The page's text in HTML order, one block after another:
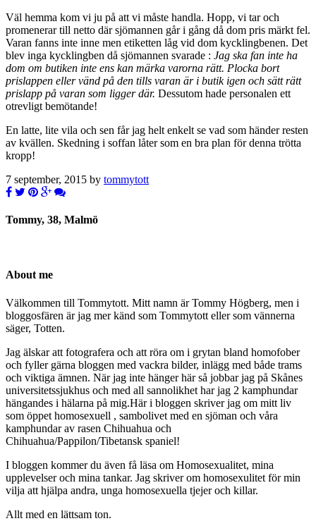
Väl hemma kom vi ju på att vi måste handla. Hopp, vi tar och
promenerar till netto där sjömannen går i gång då dom pris märkt fel.
Varan fanns inte inne men etiketten låg vid dom kycklingbenen. Det
blev inga kycklingben då sjömannen svarade : Jag ska fan inte ha
dom om butiken inte ens kan märka varorna rätt. Plocka bort
prislappen eller vänd på den tills varan är i butik igen och sätt rätt
prislapp på varan som ligger där. Dessutom hade personalen ett
otrevligt bemötande!
En latte, lite vila och sen får jag helt enkelt se vad som händer resten
av kvällen. Skedning i soffan låter som en bra plan för denna trötta
kropp!
7 september, 2015 by tommytott
Tommy, 38, Malmö
About me
Välkommen till Tommytott. Mitt namn är Tommy Högberg, men i
bloggosfären är jag mer känd som Tommytott eller som vännerna
säger, Totten.
Jag älskar att fotografera och att röra om i grytan bland homofober
och fyller gärna bloggen med vackra bilder, inlägg med både trams
och viktiga ämnen. När jag inte hänger här så jobbar jag på Skånes
universitetssjukhus och med all sannolikhet har jag 2 kamphundar
hängandes i hälarna på mig.Här i bloggen skriver jag om mitt liv
som öppet homosexuell , sambolivet med en sjöman och våra
kamphundar av rasen Chihuahua och
Chihuahua/Pappilon/Tibetansk spaniel!
I bloggen kommer du även få läsa om Homosexualitet, mina
upplevelser och mina tankar. Jag skriver om homosexulitet för min
vilja att hjälpa andra, unga homosexuella tjejer och killar.
Allt med en lättsam ton.